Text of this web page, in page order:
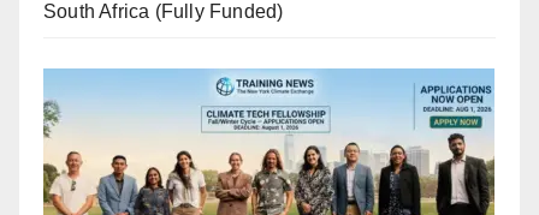
South Africa (Fully Funded)